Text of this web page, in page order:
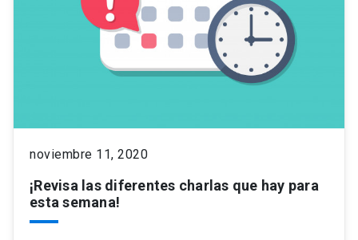
noviembre 11, 2020
¡Revisa las diferentes charlas que hay para
esta semana!